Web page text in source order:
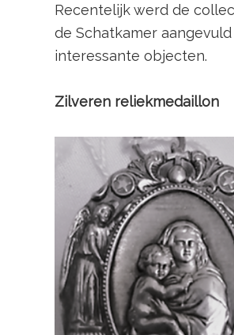
Recentelijk werd de
de Schatkamer
interessante objecten.
Zilveren reliekmedaillon